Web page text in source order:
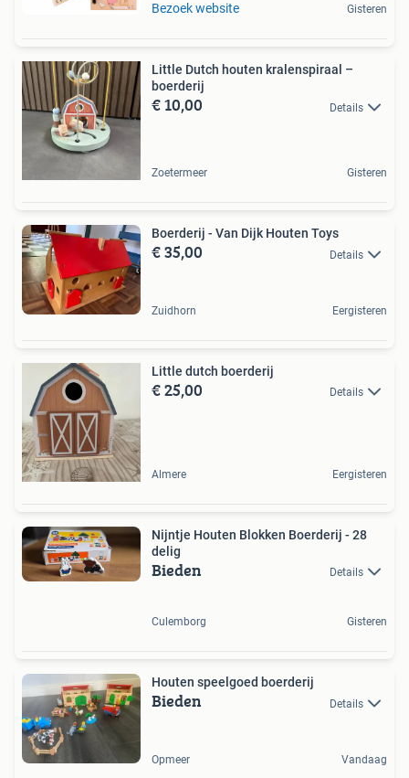
Bezoek website Gisteren
Little Dutch houten kralenspiraal –
boerderij
€ 10,00 Details
Zoetermeer Gisteren
Boerderij - Van Dijk Houten Toys
€ 35,00 Details
Zuidhorn Eergisteren
Little dutch boerderij
€ 25,00 Details
Almere Eergisteren
Nijntje Houten Blokken Boerderij - 28
delig
Bieden Details
Culemborg Gisteren
Houten speelgoed boerderij
Bieden Details
Opmeer Vandaag